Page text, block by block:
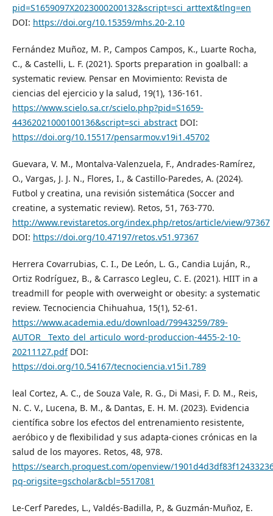
pid=S1659097X2023000200132&script=sci_arttext&tlng=en
DOI: https://doi.org/10.15359/mhs.20-2.10
Fernández Muñoz, M. P., Campos Campos, K., Luarte Rocha,
C., & Castelli, L. F. (2021). Sports preparation in goalball: a
systematic review. Pensar en Movimiento: Revista de
ciencias del ejercicio y la salud, 19(1), 136-161.
https://www.scielo.sa.cr/scielo.php?pid=S1659-
44362021000100136&script=sci_abstractDOI:
https://doi.org/10.15517/pensarmov.v19i1.45702
Guevara, V. M., Montalva-Valenzuela, F., Andrades-Ramírez,
O., Vargas, J. J. N., Flores, I., & Castillo-Paredes, A. (2024).
Futbol y creatina, una revisión sistemática (Soccer and
creatine, a systematic review). Retos, 51, 763-770.
http://www.revistaretos.org/index.php/retos/article/view/97367
DOI: https://doi.org/10.47197/retos.v51.97367
Herrera Covarrubias, C. I., De León, L. G., Candia Luján, R.,
Ortiz Rodríguez, B., & Carrasco Legleu, C. E. (2021). HIIT in a
treadmill for people with overweight or obesity: a systematic
review. Tecnociencia Chihuahua, 15(1), 52-61.
https://www.academia.edu/download/79943259/789-
AUTOR__Texto_del_articulo_word-produccion-4455-2-10-
20211127.pdfDOI:
https://doi.org/10.54167/tecnociencia.v15i1.789
leal Cortez, A. C., de Souza Vale, R. G., Di Masi, F. D. M., Reis,
N. C. V., Lucena, B. M., & Dantas, E. H. M. (2023). Evidencia
científica sobre los efectos del entrenamiento resistente,
aeróbico y de flexibilidad y sus adapta-ciones crónicas en la
salud de los mayores. Retos, 48, 978.
https://search.proquest.com/openview/
pq-origsite=gscholar&cbl=5517081
Le-Cerf Paredes, L., Valdés-Badilla, P., & Guzmán-Muñoz, E.